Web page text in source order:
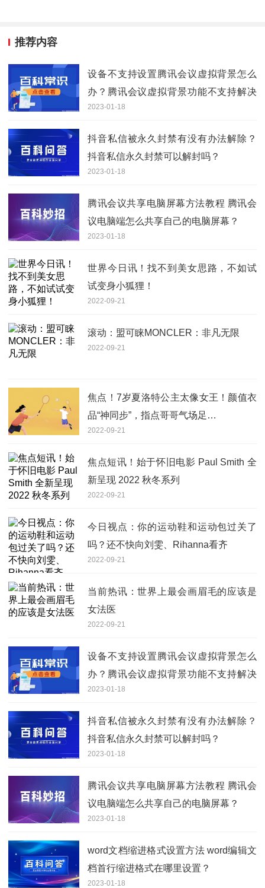
推荐内容
设备不支持设置腾讯会议虚拟背景怎么
办？腾讯会议虚拟背景功能不支持解决
办法分享
2023-01-18
抖音私信被永久封禁有没有办法解除？
抖音私信永久封禁可以解封吗？
2023-01-18
腾讯会议共享电脑屏幕方法教程 腾讯会
议电脑端怎么共享自己的电脑屏幕？
2023-01-18
世界今日讯！找不到美女思路，不如试
试变身小狐狸！
2022-09-21
滚动：盟可睐MONCLER：非凡无限
2022-09-21
焦点！7岁夏洛特公主太像女王！颜值衣
品“神同步”，指点哥哥气场足…
2022-09-21
焦点短讯！始于怀旧电影 Paul Smith 全
新呈现 2022 秋冬系列
2022-09-21
今日视点：你的运动鞋和运动包过关了
吗？还不快向刘雯、Rihanna看齐
2022-09-21
当前热讯：世界上最会画眉毛的应该是
女法医
2022-09-21
设备不支持设置腾讯会议虚拟背景怎么
办？腾讯会议虚拟背景功能不支持解决
办法分享
2023-01-18
抖音私信被永久封禁有没有办法解除？
抖音私信永久封禁可以解封吗？
2023-01-18
腾讯会议共享电脑屏幕方法教程 腾讯会
议电脑端怎么共享自己的电脑屏幕？
2023-01-18
word文档缩进格式设置方法 word编辑文
档首行缩进格式在哪里设置？
2023-01-18